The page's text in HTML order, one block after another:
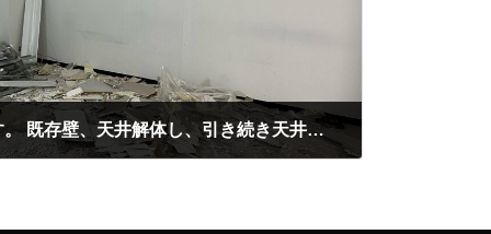
富山県内での店舗工事です。 既存壁、天井解体し、引き続き天井内配線行っていきます。 営業しながらの区画毎工事も繰り返してきたので職方さんがたも要領を得てスム…